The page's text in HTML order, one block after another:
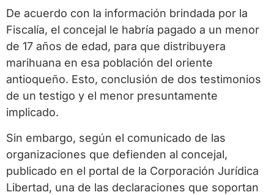
De acuerdo con la información brindada por la
Fiscalía, el concejal le habría pagado a un menor
de 17 años de edad, para que distribuyera
marihuana en esa población del oriente
antioqueño. Esto, conclusión de dos testimonios
de un testigo y el menor presuntamente
implicado.
Sin embargo, según el comunicado de las
organizaciones que defienden al concejal,
publicado en el portal de la Corporación Jurídica
Libertad, una de las declaraciones que soportan